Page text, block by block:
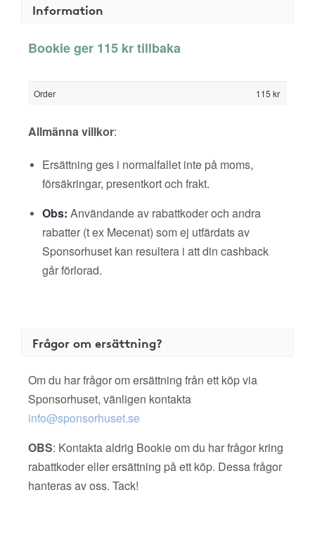
Information
Bookie ger 115 kr tillbaka
Order 115 kr
Allmänna villkor:
Ersättning ges i normalfallet inte på moms,
försäkringar, presentkort och frakt.
Obs: Användande av rabattkoder och andra
rabatter (t ex Mecenat) som ej utfärdats av
Sponsorhuset kan resultera i att din cashback
går förlorad.
Frågor om ersättning?
Om du har frågor om ersättning från ett köp via
Sponsorhuset, vänligen kontakta
info@sponsorhuset.se
OBS: Kontakta aldrig Bookie om du har frågor kring
rabattkoder eller ersättning på ett köp. Dessa frågor
hanteras av oss. Tack!